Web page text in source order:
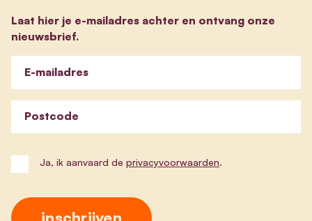
Laat hier je e-mailadres achter en ontvang onze
nieuwsbrief.
E-mailadres
Postcode
Ja, ik aanvaard de privacyvoorwaarden.